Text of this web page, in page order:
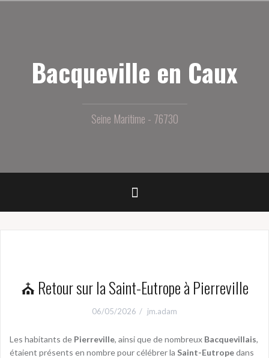
Bacqueville en Caux
Seine Maritime - 76730
⛪ Retour sur la Saint-Eutrope à Pierreville
06/05/2026 jm.adam
Les habitants de Pierreville, ainsi que de nombreux Bacquevillais,
étaient présents en nombre pour célébrer la Saint-Eutropedans